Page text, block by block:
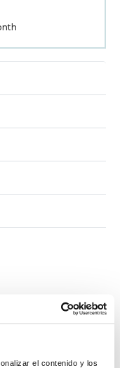
el contenido y los